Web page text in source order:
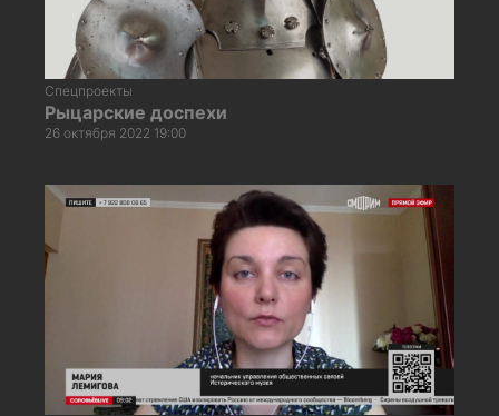
Спецпроекты
Рыцарские доспехи
26 октября 2022 19:00